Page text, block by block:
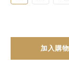
加入購